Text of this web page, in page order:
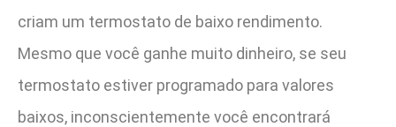
criam um termostato de baixo rendimento.
Mesmo que você ganhe muito dinheiro, se seu
termostato estiver programado para valores
baixos, inconscientemente você encontrará